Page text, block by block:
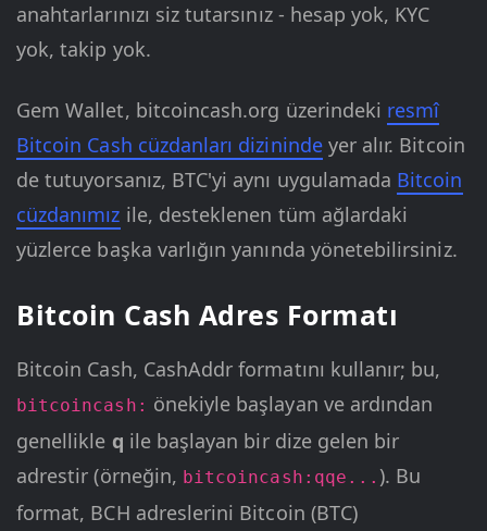
anahtarlarınızı siz tutarsınız - hesap yok, KYC
yok, takip yok.
Gem Wallet, bitcoincash.org üzerindeki resmî
Bitcoin Cash cüzdanları dizinindeyer alır. Bitcoin
de tutuyorsanız, BTC'yi aynı uygulamada Bitcoin
cüzdanımız ile, desteklenen tüm ağlardaki
yüzlerce başka varlığın yanında yönetebilirsiniz.
Bitcoin Cash Adres Formatı
Bitcoin Cash, CashAddr formatını kullanır; bu,
bitcoincash: önekiyle başlayan ve ardından
genellikle q ile başlayan bir dize gelen bir
adrestir (örneğin, bitcoincash:qqe... ). Bu
format, BCH adreslerini Bitcoin (BTC)